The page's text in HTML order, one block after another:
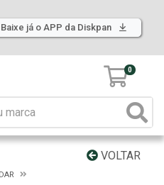
Baixe já o APP da Diskpan
0
VOLTAR